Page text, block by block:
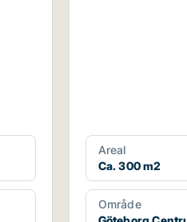
Areal
Ca. 300 m2
Område